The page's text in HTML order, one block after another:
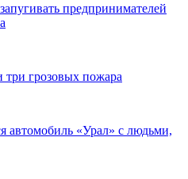
предпринимателей
грозовых пожара
автомобиль «Урал» с людьми,